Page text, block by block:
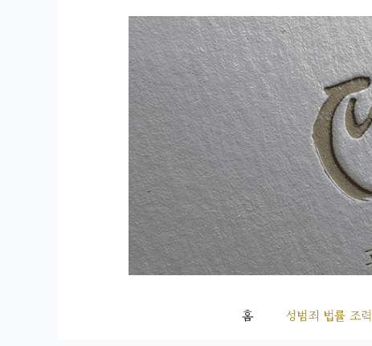
홈 성범죄 법률 조력